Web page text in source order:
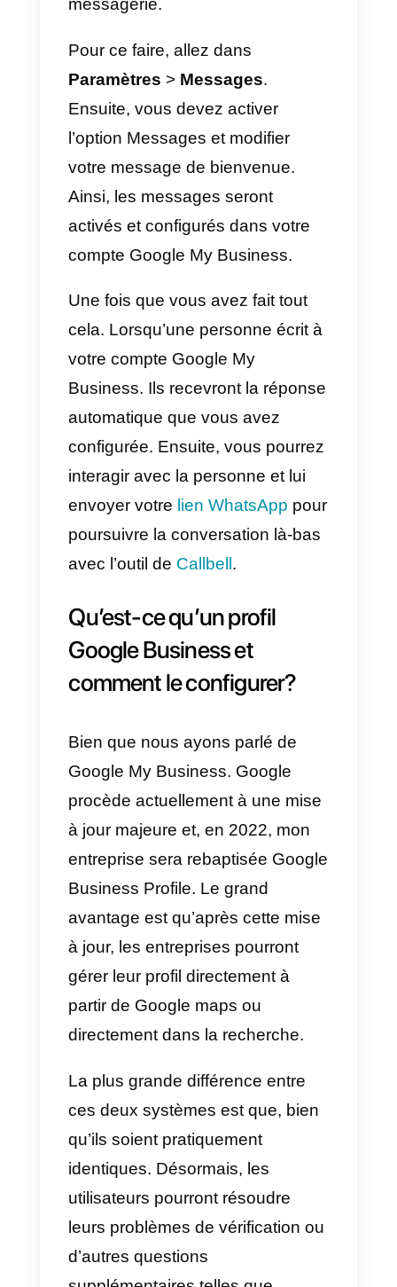
9) Dans cette étape, nous allons
ajouter la description de notre
entreprise et les photos de notre
entreprise.
10) Enfin, un message apparaîtra
indiquant que nous devons
fois cela fait, notre profil sera prêt.
Configurer la messagerie
dans Google My Business